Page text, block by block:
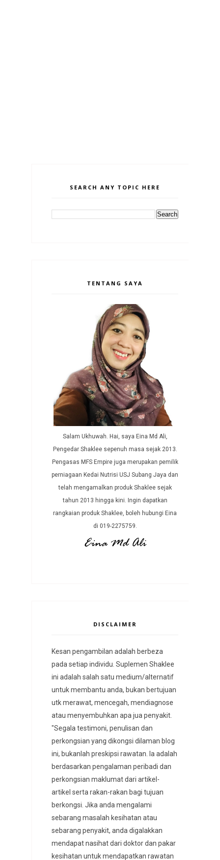
SEARCH ANY TOPIC HERE
TENTANG SAYA
Salam Ukhuwah. Hai, saya Eina Md Ali,
Pengedar Shaklee sepenuh masa sejak 2013.
Pengasas MFS Empire juga merupakan pemilik
perniagaan Kedai Nutrisi USJ Subang Jaya dan
telah mengamalkan produk Shaklee sejak
tahun 2013 hingga kini. Ingin dapatkan
rangkaian produk Shaklee, boleh hubungi Eina
di 019-2275759.
DISCLAIMER
Kesan pengambilan adalah berbeza
pada setiap individu. Suplemen Shaklee
ini adalah salah satu medium/alternatif
untuk membantu anda, bukan bertujuan
utk merawat, mencegah, mendiagnose
atau menyembuhkan apa jua penyakit.
"Segala testimoni, penulisan dan
perkongsian yang dikongsi dilaman blog
ini, bukanlah preskipsi rawatan. Ia adalah
berdasarkan pengalaman peribadi dan
perkongsian maklumat dari artikel-
artikel serta rakan-rakan bagi tujuan
berkongsi. Jika anda mengalami
sebarang masalah kesihatan atau
sebarang penyakit, anda digalakkan
mendapat nasihat dari doktor dan pakar
kesihatan untuk mendapatkan rawatan